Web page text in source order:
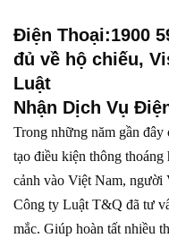
Điện Thoại:1900
đủ về hộ chiếu,
Luật
Nhận Dịch Vụ
Trong những năm gần đây
tạo điều kiện thông
cảnh vào Việt Nam, người
Công ty Luật T&Q đã tư
mắc. Giúp hoàn tất nhiều